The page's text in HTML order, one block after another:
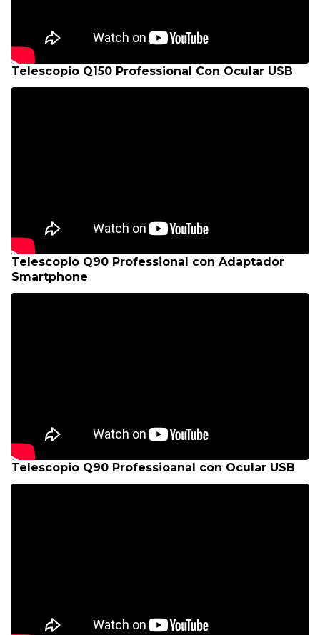
Telescopio Q150 Professional Con Ocular USB
Telescopio Q90 Professional con Adaptador
Smartphone
Telescopio Q90 Professioanal con Ocular USB